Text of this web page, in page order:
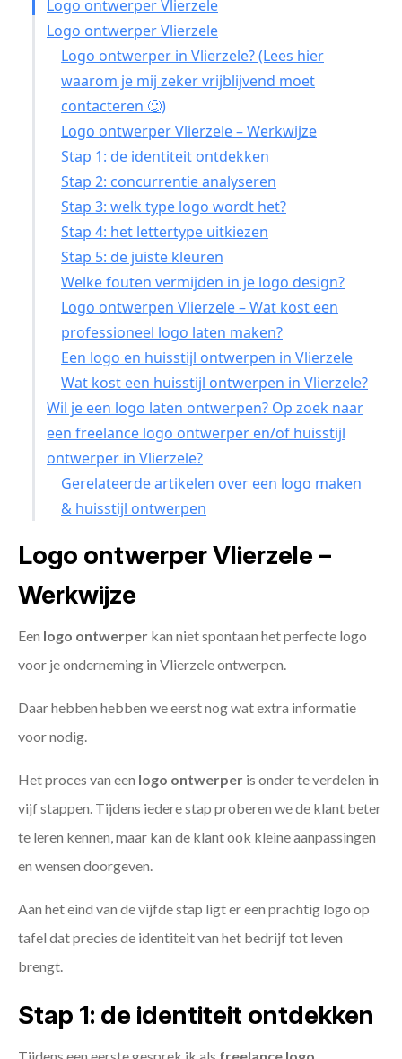
Logo ontwerper Vlierzele
Logo ontwerper Vlierzele
Logo ontwerper in Vlierzele? (Lees hier
waarom je mij zeker vrijblijvend moet
contacteren 🙂)
Logo ontwerper Vlierzele – Werkwijze
Stap 1: de identiteit ontdekken
Stap 2: concurrentie analyseren
Stap 3: welk type logo wordt het?
Stap 4: het lettertype uitkiezen
Stap 5: de juiste kleuren
Welke fouten vermijden in je logo design?
Logo ontwerpen Vlierzele – Wat kost een
professioneel logo laten maken?
Een logo en huisstijl ontwerpen in Vlierzele
Wat kost een huisstijl ontwerpen in Vlierzele?
Wil je een logo laten ontwerpen? Op zoek naar
een freelance logo ontwerper en/of huisstijl
ontwerper in Vlierzele?
Gerelateerde artikelen over een logo maken
& huisstijl ontwerpen
Logo ontwerper Vlierzele –
Werkwijze
Een logo ontwerper kan niet spontaan het perfecte logo
voor je onderneming in Vlierzele ontwerpen.
Daar hebben hebben we eerst nog wat extra informatie
voor nodig.
Het proces van een logo ontwerper is onder te verdelen in
vijf stappen. Tijdens iedere stap proberen we de klant beter
te leren kennen, maar kan de klant ook kleine aanpassingen
en wensen doorgeven.
Aan het eind van de vijfde stap ligt er een prachtig logo op
tafel dat precies de identiteit van het bedrijf tot leven
brengt.
Stap 1: de identiteit ontdekken